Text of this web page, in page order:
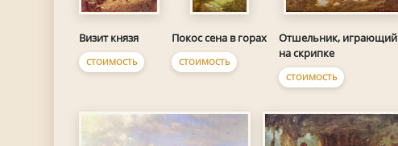
Визит князя
СТОИМОСТЬ
Покос сена в горах
СТОИМОСТЬ
Отшельник, играющий
на скрипке
СТОИМОСТЬ